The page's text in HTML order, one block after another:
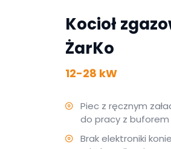
Kocioł
ŻarKo
12-28 kW
Piec z ręcznym
do pracy z buforem
Brak elektroniki